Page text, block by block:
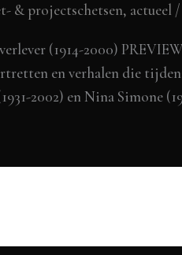
& projectschetsen, actueel
(1914-2000)
en verhalen die
2002) en Nina Simone